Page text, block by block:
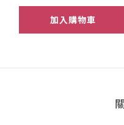
加入購物車